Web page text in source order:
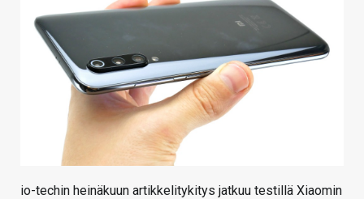
VAIHDA TEEMA
io-techin heinäkuun artikkelitykitys jatkuu testillä Xiaomin